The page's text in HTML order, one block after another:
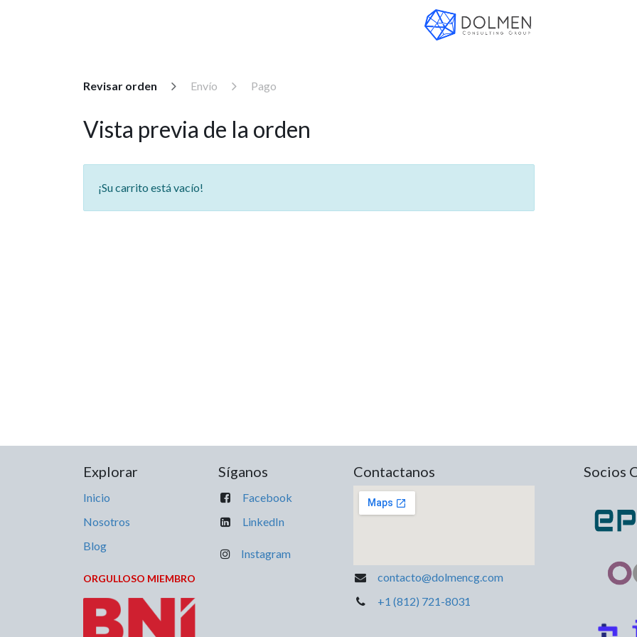
Revisar orden Envío Pago
Vista previa de la orden
¡Su carrito está vacío!
Explorar
Inicio
Nosotros
Blog
ORGULLOSO MIEMBRO
Síganos
Facebook
LinkedIn
Instagram
Contactanos
contacto@dolmencg.com
+1 (812) 721-8031
Socios